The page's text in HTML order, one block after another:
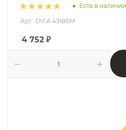
Есть в наличии
Арт.: DIFA 43180M
4 752 ₽